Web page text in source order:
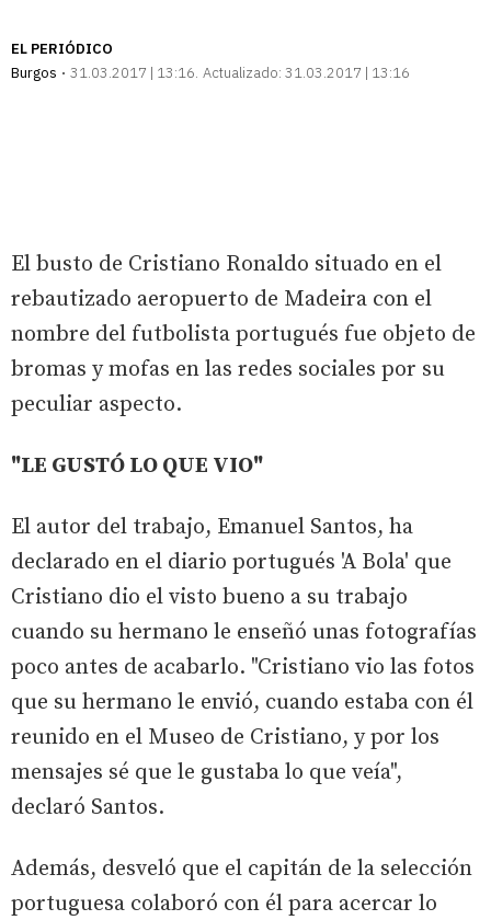
EL PERIÓDICO
Burgos
31.03.2017 | 13:16 Actualizado: 31.03.2017 | 13:16
El busto de Cristiano Ronaldo situado en el
rebautizado aeropuerto de Madeira con el
nombre del futbolista portugués fue objeto de
bromas y mofas en las redes sociales por su
peculiar aspecto.
"LE GUSTÓ LO QUE VIO"
El autor del trabajo, Emanuel Santos, ha
declarado en el diario portugués 'A Bola' que
Cristiano dio el visto bueno a su trabajo
cuando su hermano le enseñó unas fotografías
poco antes de acabarlo. "Cristiano vio las fotos
que su hermano le envió, cuando estaba con él
reunido en el Museo de Cristiano, y por los
mensajes sé que le gustaba lo que veía",
declaró Santos.
Además, desveló que el capitán de la selección
portuguesa colaboró con él para acercar lo